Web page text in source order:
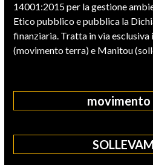
14001:2015 per la gestione
Etico pubblico e pubblica la
finanziaria. Tratta in via esclusiva
(movimento terra) e Manitou
movimento